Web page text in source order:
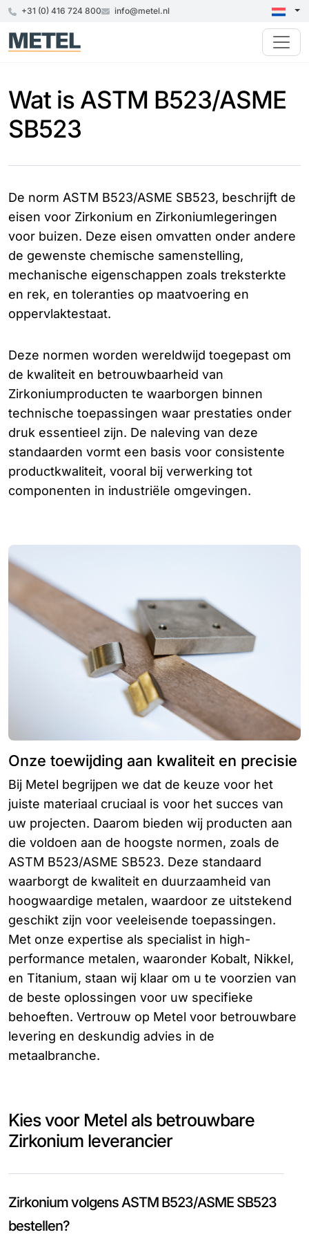
+31 (0) 416 724 800 info@metel.nl
Wat is ASTM B523/ASME
SB523
De norm ASTM B523/ASME SB523, beschrijft de
eisen voor Zirkonium en Zirkoniumlegeringen
voor buizen. Deze eisen omvatten onder andere
de gewenste chemische samenstelling,
mechanische eigenschappen zoals treksterkte
en rek, en toleranties op maatvoering en
oppervlaktestaat.
Deze normen worden wereldwijd toegepast om
de kwaliteit en betrouwbaarheid van
Zirkoniumproducten te waarborgen binnen
technische toepassingen waar prestaties onder
druk essentieel zijn. De naleving van deze
standaarden vormt een basis voor consistente
productkwaliteit, vooral bij verwerking tot
componenten in industriële omgevingen.
Onze toewijding aan kwaliteit en precisie
Bij Metel begrijpen we dat de keuze voor het
juiste materiaal cruciaal is voor het succes van
uw projecten. Daarom bieden wij producten aan
die voldoen aan de hoogste normen, zoals de
ASTM B523/ASME SB523. Deze standaard
waarborgt de kwaliteit en duurzaamheid van
hoogwaardige metalen, waardoor ze uitstekend
geschikt zijn voor veeleisende toepassingen.
Met onze expertise als specialist in high-
performance metalen, waaronder Kobalt, Nikkel,
en Titanium, staan wij klaar om u te voorzien van
de beste oplossingen voor uw specifieke
behoeften. Vertrouw op Metel voor betrouwbare
levering en deskundig advies in de
metaalbranche.
Kies voor Metel als betrouwbare
Zirkonium leverancier
Zirkonium volgens ASTM B523/ASME SB523
bestellen?